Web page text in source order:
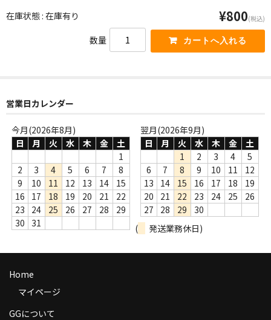
レア盤（1万円以上）
Webのみ no.1
Webのみ no.3
Webのみ no.4
商品の発送
在庫状態 : 在庫有り ¥800(税込)
数量
営業日カレンダー
今月(2026年8月)
日
月 火 水 木 金
土
1
2
3 4 5 6 7
8
9
10 11 12 13 14
15
16
17 18 19 20 21
22
23
24 25 26 27 28
29
30
31
翌月(2026年9月)
日
月 火 水 木 金
土
1
2 3 4
5
6
7 8 9 10 11
12
13
14 15 16 17 18
19
20
21 22 23 24 25
26
27
28 29
30
(
発送業務休日)
Home
マイページ
GGについて